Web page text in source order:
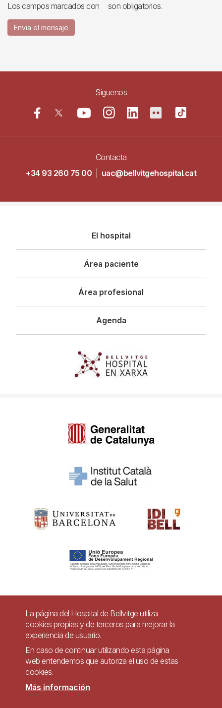
Los campos marcados con son obligatorios.
Envia el mensaje
Siguenos
Contacta
+34 93 260 75 00
uac@bellvitgehospital.cat
principal
El hospital
Área paciente
Área profesional
Agenda
Pie
página
Contacto
Accesibilidad
Política de Privacidad de Sistemas de Videovigilancia
La página del Hospital de Bellvitge utiliza
cookies propias y de terceros para mejorar la
experiencia de usuario.
En caso de continuar utilizando esta página
web entendemos que autoriza el uso de estas
cookies.
Más información